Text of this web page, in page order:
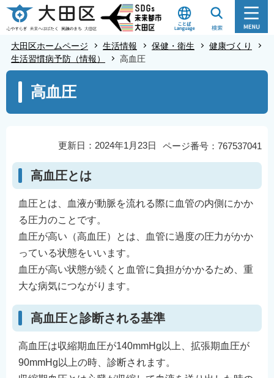
こ
の
ジ
大田区ホームページ 生活情報 保健・衛生
健康づくり
生活習慣病予防（情報）
高血圧
こ
ら
高血圧
ページ番号：767537041
更新日：2024年1月23日
高血圧とは
血圧とは、血液が動脈を流れる際に血管の内側にかか
る圧力のことです。
血圧が高い（高血圧）とは、血管に過度の圧力がかか
っている状態をいいます。
血圧が高い状態が続くと血管に負担がかかるため、重
大な病気につながります。
高血圧と診断される基準
高血圧は収縮期血圧が140mmHg以上、拡張期血圧が
90mmHg以上の時、診断されます。